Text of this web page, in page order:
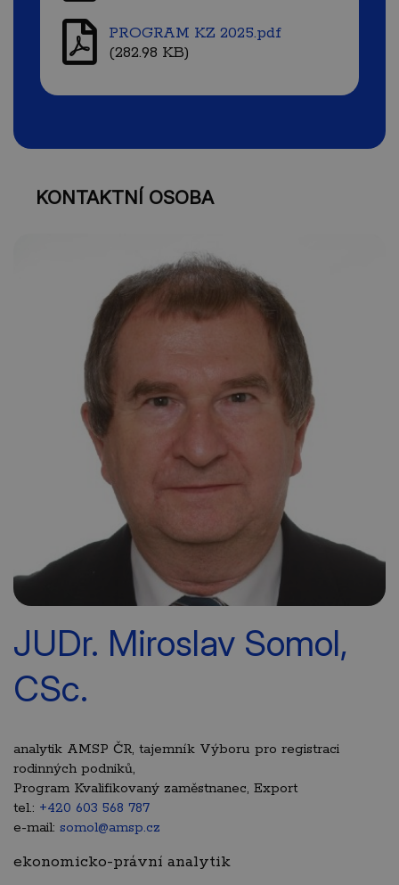
PROGRAM KZ 2025.pdf
(282.98 KB)
KONTAKTNÍ OSOBA
JUDr. Miroslav Somol,
CSc.
analytik AMSP ČR, tajemník Výboru pro registraci
rodinných podniků,
Program Kvalifikovaný zaměstnanec, Export
tel.: +420 603 568 787
e-mail: somol@amsp.cz
ekonomicko-právní analytik